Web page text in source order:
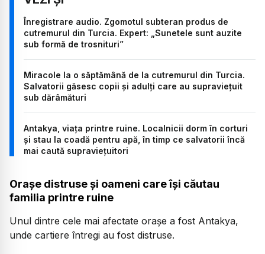
Înregistrare audio. Zgomotul subteran produs de
cutremurul din Turcia. Expert: „Sunetele sunt auzite
sub formă de trosnituri”
Miracole la o săptămână de la cutremurul din Turcia.
Salvatorii găsesc copii și adulți care au supraviețuit
sub dărâmături
Antakya, viața printre ruine. Localnicii dorm în corturi
și stau la coadă pentru apă, în timp ce salvatorii încă
mai caută supraviețuitori
Orașe distruse și oameni care își căutau
familia printre ruine
Unul dintre cele mai afectate orașe a fost Antakya,
unde cartiere întregi au fost distruse.